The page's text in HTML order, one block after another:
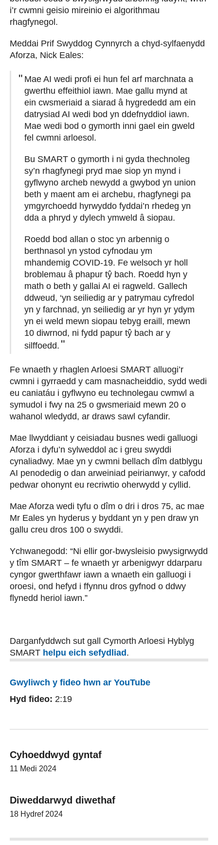
i’r cwmni geisio mireinio ei algorithmau
rhagfynegol.
Meddai Prif Swyddog Cynnyrch a chyd-sylfaenydd
Aforza, Nick Eales:
Mae AI wedi profi ei hun fel arf marchnata a
gwerthu effeithiol iawn. Mae gallu mynd at
ein cwsmeriaid a siarad â hygrededd am ein
datrysiad AI wedi bod yn ddefnyddiol iawn.
Mae wedi bod o gymorth inni gael ein gweld
fel cwmni arloesol.
Bu SMART o gymorth i ni gyda thechnoleg
sy’n rhagfynegi pryd mae siop yn mynd i
gyflwyno archeb newydd a gwybod yn union
beth y maent am ei archebu, rhagfynegi pa
ymgyrchoedd hyrwyddo fyddai’n rhedeg yn
dda a phryd y dylech ymweld â siopau.
Roedd bod allan o stoc yn arbennig o
berthnasol yn ystod cyfnodau ym
mhandemig COVID-19. Fe welsoch yr holl
broblemau â phapur tŷ bach. Roedd hyn y
math o beth y gallai AI ei ragweld. Gallech
ddweud, ‘yn seiliedig ar y patrymau cyfredol
yn y farchnad, yn seiliedig ar yr hyn yr ydym
yn ei weld mewn siopau tebyg eraill, mewn
10 diwrnod, ni fydd papur tŷ bach ar y
silffoedd.
Fe wnaeth y rhaglen Arloesi SMART alluogi’r
cwmni i gyrraedd y cam masnacheiddio, sydd wedi
eu caniatáu i gyflwyno eu technolegau cwmwl a
symudol i fwy na 25 o gwsmeriaid mewn 20 o
wahanol wledydd, ar draws sawl cyfandir.
Mae llwyddiant y ceisiadau busnes wedi galluogi
Aforza i dyfu’n sylweddol ac i greu swyddi
cynaliadwy. Mae yn y cwmni bellach dîm datblygu
AI penodedig o dan arweiniad peirianwyr, y cafodd
pedwar ohonynt eu recriwtio oherwydd y cyllid.
Mae Aforza wedi tyfu o dîm o dri i dros 75, ac mae
Mr Eales yn hyderus y byddant yn y pen draw yn
gallu creu dros 100 o swyddi.
Ychwanegodd: “Ni ellir gor-bwysleisio pwysigrwydd
y tîm SMART – fe wnaeth yr arbenigwyr ddarparu
cyngor gwerthfawr iawn a wnaeth ein galluogi i
oroesi, ond hefyd i ffynnu dros gyfnod o ddwy
flynedd heriol iawn.”
Darganfyddwch sut gall Cymorth Arloesi Hyblyg
SMART helpu eich sefydliad .
Gwyliwch y fideo hwn ar YouTube
Hyd fideo: 2:19
Cyhoeddwyd gyntaf
11 Medi 2024
Diweddarwyd diwethaf
18 Hydref 2024